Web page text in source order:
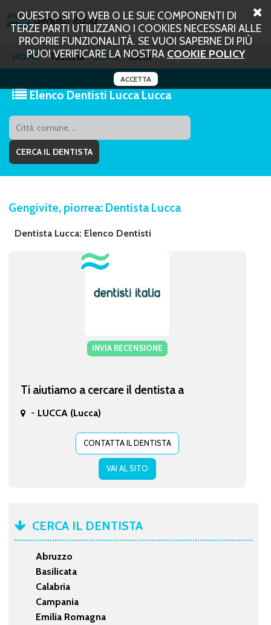
QUESTO SITO WEB O LE SUE COMPONENTI DI
TERZE PARTI UTILIZZANO I COOKIES NECESSARI ALLE
PROPRIE FUNZIONALITÀ. SE VUOI SAPERNE DI PIÙ
PUOI VERIFICARE LA NOSTRA COOKIE POLICY
ACCETTA
HOME Toscana Lucca Lucca
Elenco Dentisti Lucca Lucca
Gengivite, piorrea: Dentista Lucca
Dentista Lucca: Elenco Dentisti
INVIA RECENSIONE
Ti aiutiamo a cercare il dentista a
- LUCCA (Lucca)
CONTATTA IL DENTISTA
VAI AL SITO
CERCA IL DENTISTA
Abruzzo
Basilicata
Calabria
Campania
Emilia Romagna